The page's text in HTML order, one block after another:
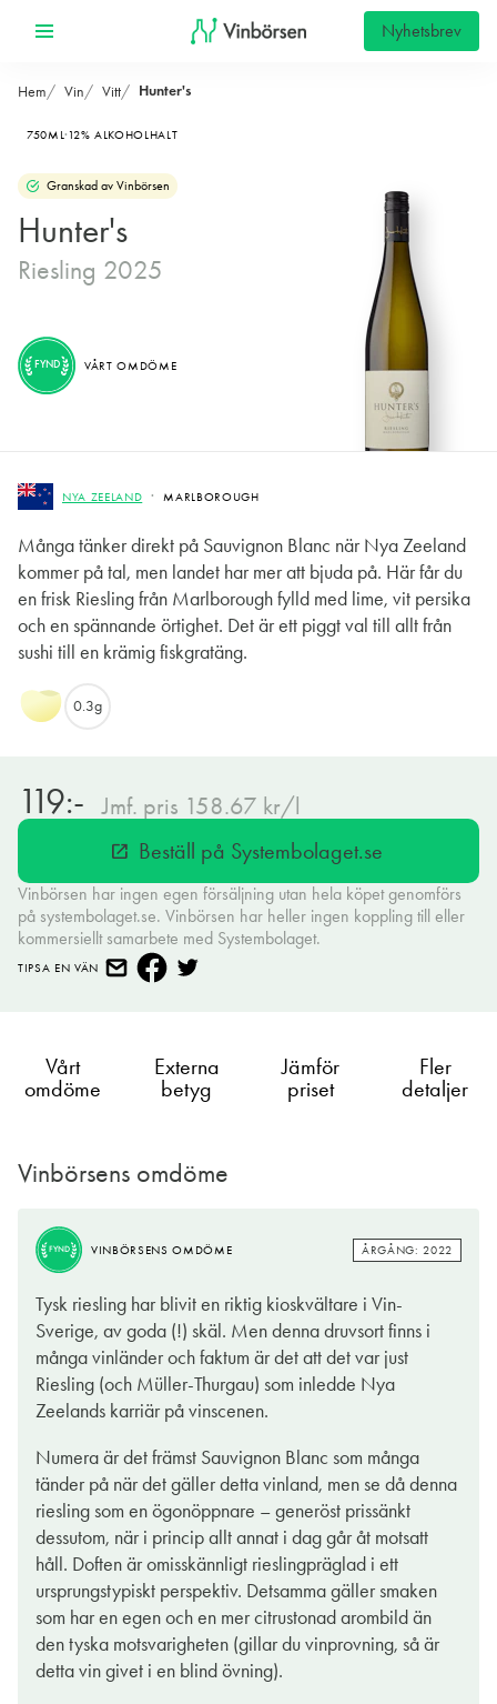
Nyhetsbrev
Hem Vin Vitt Hunter's
750ML 12% ALKOHOLHALT
Granskad av Vinbörsen
Hunter's
Riesling 2025
NYA ZEELAND MARLBOROUGH
Många tänker direkt på Sauvignon Blanc när Nya Zeeland
kommer på tal, men landet har mer att bjuda på. Här får du
en frisk Riesling från Marlborough fylld med lime, vit persika
och en spännande örtighet. Det är ett piggt val till allt från
sushi till en krämig fiskgratäng.
FYND VÅRT OMDÖME
0.3g
119:- Jmf. pris 158.67 kr/l
open_in_new Beställ på Systembolaget.se
Vinbörsen har ingen egen försäljning utan hela köpet genomförs
på systembolaget.se. Vinbörsen har heller ingen koppling till eller
kommersiellt samarbete med Systembolaget.
TIPSA EN VÄN
Vårt
omdöme
Externa
betyg
Jämför
priset
Fler
detaljer
Vinbörsens omdöme
FYND VINBÖRSENS OMDÖME ÅRGÅNG: 2022
Tysk riesling har blivit en riktig kioskvältare i Vin-
Sverige, av goda (!) skäl. Men denna druvsort finns i
många vinländer och faktum är det att det var just
Riesling (och Müller-Thurgau) som inledde Nya
Zeelands karriär på vinscenen.
Numera är det främst Sauvignon Blanc som många
tänder på när det gäller detta vinland, men se då denna
riesling som en ögonöppnare – generöst prissänkt
dessutom, när i princip allt annat i dag går åt motsatt
håll. Doften är omisskännligt rieslingpräglad i ett
ursprungstypiskt perspektiv. Detsamma gäller smaken
som har en egen och en mer citrustonad arombild än
den tyska motsvarigheten (gillar du vinprovning, så är
detta vin givet i en blind övning).
FYND VINBÖRSENS OMDÖME
i Marlborough, ett område med en jordmån och ett mikroklimat
som ger en fruktig och generös stil. De svala vindarna borgar
för bibehållen syra i vinet och den speciella jordmånen ger
även en rökig mineralitet som bidrar med en extra dimension
till vinet.
Hunter's Riesling är torr men med livlig energi och fräschör och
bjuder på en fin koncentration av både tropisk frukt som
passionsfrukt, vit persika och lime samt gråpäron, gröna äpplen
och ett frisk örtighet som drar mot chokladmynta.
Njut denna charmör sval innan maten, fortsätt till förrätten av
getostsallad med limevinägrett, matcha vidare till allt i
skaldjursväg, till pocherad fisk med citronsmör eller till busfärsk
och wasabistinn sushi. En god och välsnickrad riesling,